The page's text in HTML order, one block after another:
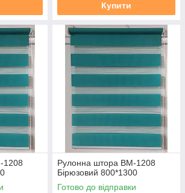
Купити
1208
Рулонна штора ВМ-1208
Бірюзовий 800*1300
Готово до відправки